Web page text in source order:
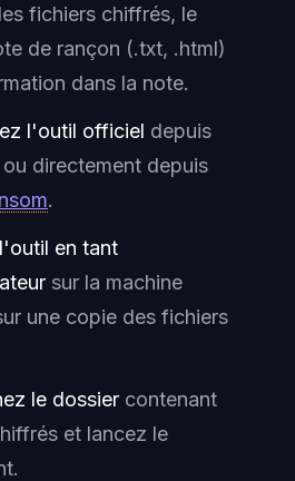
fichiers chiffrés, le
de rançon (.txt, .html)
dans la note.
l'outil officiel depuis
ou directement depuis
.
en tant
sur la machine
une copie des fichiers
le dossier contenant
et lancez le